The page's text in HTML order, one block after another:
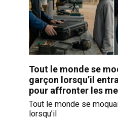
Tout le monde se
garçon lorsqu’il
pour affronter les
Tout le monde se
lorsqu’il